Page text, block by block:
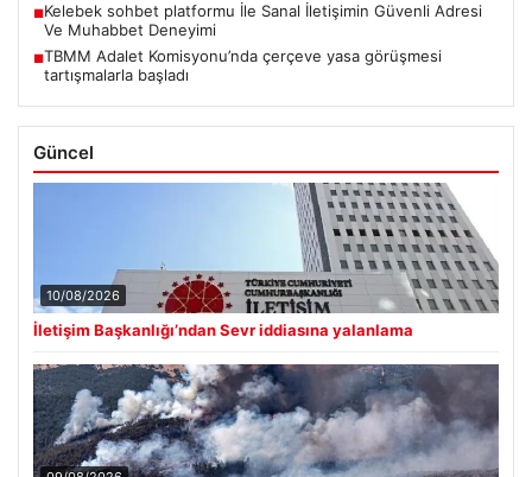
■Kelebek sohbet platformu İle Sanal İletişimin Güvenli Adresi
Ve Muhabbet Deneyimi
■TBMM Adalet Komisyonu’nda çerçeve yasa görüşmesi
tartışmalarla başladı
Güncel
10/08/2026
İletişim Başkanlığı’ndan Sevr iddiasına yalanlama